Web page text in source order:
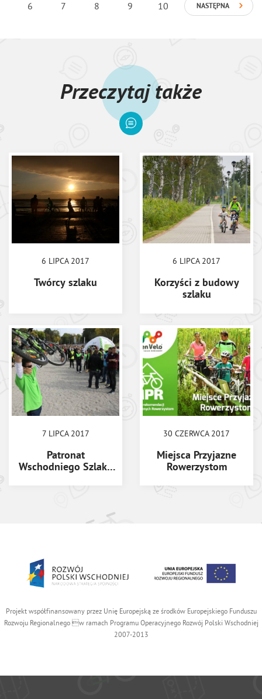
6
7 8 9 10 NASTĘPNA
Przeczytaj także
6 LIPCA 2017
Twórcy szlaku
6 LIPCA 2017
Korzyści z budowy
szlaku
7 LIPCA 2017
Patronat
Wschodniego Szlaku
30 CZERWCA 2017
Miejsca Przyjazne
Rowerzystom
Projekt współfinansowany przez Unię Europejską ze środków Europejskiego Funduszu
Rozwoju Regionalnego w ramach Programu Operacyjnego Rozwój Polski Wschodniej
2007-2013